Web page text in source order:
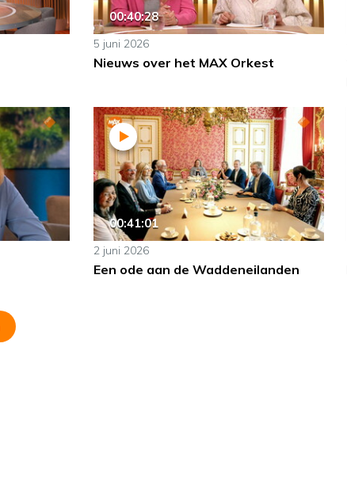
00:40:28
5 juni 2026
Nieuws over het MAX Orkest
00:41:01
2 juni 2026
Een ode aan de Waddeneilanden